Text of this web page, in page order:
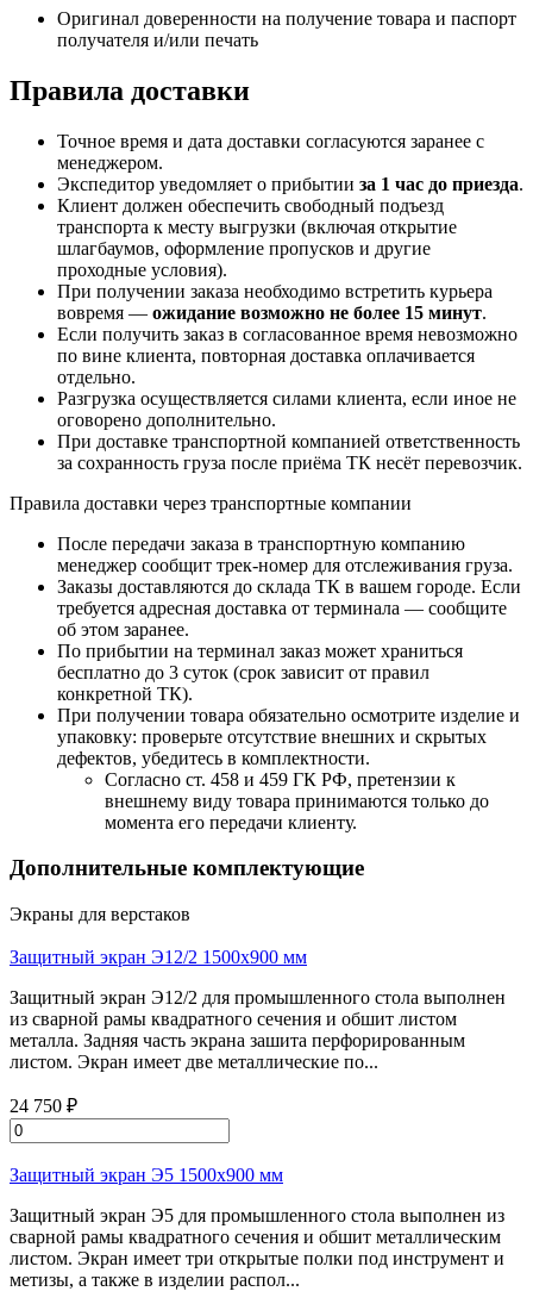
Оригинал доверенности на получение товара и паспорт
получателя и/или печать
Правила доставки
Точное время и дата доставки согласуются заранее с
менеджером.
Экспедитор уведомляет о прибытии за 1 час до приезда.
Клиент должен обеспечить свободный подъезд
транспорта к месту выгрузки (включая открытие
шлагбаумов, оформление пропусков и другие
проходные условия).
При получении заказа необходимо встретить курьера
вовремя — ожидание возможно не более 15 минут.
Если получить заказ в согласованное время невозможно
по вине клиента, повторная доставка оплачивается
отдельно.
Разгрузка осуществляется силами клиента, если иное не
оговорено дополнительно.
При доставке транспортной компанией ответственность
за сохранность груза после приёма ТК несёт перевозчик.
Правила доставки через транспортные компании
После передачи заказа в транспортную компанию
менеджер сообщит трек-номер для отслеживания груза.
Заказы доставляются до склада ТК в вашем городе. Если
требуется адресная доставка от терминала — сообщите
об этом заранее.
По прибытии на терминал заказ может храниться
бесплатно до 3 суток (срок зависит от правил
конкретной ТК).
При получении товара обязательно осмотрите изделие и
упаковку: проверьте отсутствие внешних и скрытых
дефектов, убедитесь в комплектности.
Согласно ст. 458 и 459 ГК РФ, претензии к
внешнему виду товара принимаются только до
момента его передачи клиенту.
Дополнительные комплектующие
Экраны для верстаков
Защитный экран Э12/2 1500х900 мм
Защитный экран Э12/2 для промышленного стола выполнен
из сварной рамы квадратного сечения и обшит листом
металла. Задняя часть экрана зашита перфорированным
листом. Экран имеет две металлические по...
24 750 ₽
Защитный экран Э5 1500х900 мм
Защитный экран Э5 для промышленного стола выполнен из
сварной рамы квадратного сечения и обшит металлическим
листом. Экран имеет три открытые полки под инструмент и
метизы, а также в изделии распол...